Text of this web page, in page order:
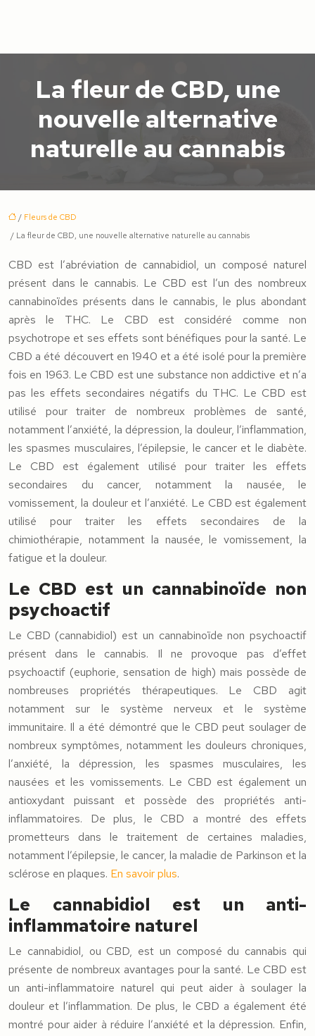
La fleur de CBD, une
nouvelle alternative
naturelle au cannabis
/ Fleurs de CBD
/ La fleur de CBD, une nouvelle alternative naturelle au cannabis
CBD est l’abréviation de cannabidiol, un composé naturel
présent dans le cannabis. Le CBD est l’un des nombreux
cannabinoïdes présents dans le cannabis, le plus abondant
après le THC. Le CBD est considéré comme non
psychotrope et ses effets sont bénéfiques pour la santé. Le
CBD a été découvert en 1940 et a été isolé pour la première
fois en 1963. Le CBD est une substance non addictive et n’a
pas les effets secondaires négatifs du THC. Le CBD est
utilisé pour traiter de nombreux problèmes de santé,
notamment l’anxiété, la dépression, la douleur, l’inflammation,
les spasmes musculaires, l’épilepsie, le cancer et le diabète.
Le CBD est également utilisé pour traiter les effets
secondaires du cancer, notamment la nausée, le
vomissement, la douleur et l’anxiété. Le CBD est également
utilisé pour traiter les effets secondaires de la
chimiothérapie, notamment la nausée, le vomissement, la
fatigue et la douleur.
Le CBD est un cannabinoïde non
psychoactif
Le CBD (cannabidiol) est un cannabinoïde non psychoactif
présent dans le cannabis. Il ne provoque pas d’effet
psychoactif (euphorie, sensation de high) mais possède de
nombreuses propriétés thérapeutiques. Le CBD agit
notamment sur le système nerveux et le système
immunitaire. Il a été démontré que le CBD peut soulager de
nombreux symptômes, notamment les douleurs chroniques,
l’anxiété, la dépression, les spasmes musculaires, les
nausées et les vomissements. Le CBD est également un
antioxydant puissant et possède des propriétés anti-
inflammatoires. De plus, le CBD a montré des effets
prometteurs dans le traitement de certaines maladies,
notamment l’épilepsie, le cancer, la maladie de Parkinson et la
sclérose en plaques. En savoir plus.
Le cannabidiol est un anti-
inflammatoire naturel
Le cannabidiol, ou CBD, est un composé du cannabis qui
présente de nombreux avantages pour la santé. Le CBD est
un anti-inflammatoire naturel qui peut aider à soulager la
douleur et l’inflammation. De plus, le CBD a également été
montré pour aider à réduire l’anxiété et la dépression. Enfin,